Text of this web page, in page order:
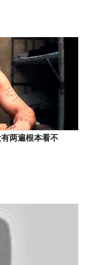
两遍根本看不